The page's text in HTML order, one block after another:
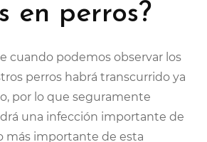
en perros?
cuando podemos observar los
perros habrá transcurrido ya
por lo que seguramente
una infección importante de
más importante de esta